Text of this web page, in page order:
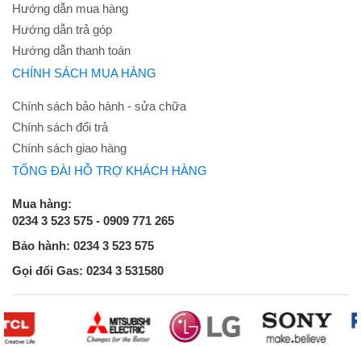
Hướng dẫn mua hàng
Hướng dẫn trả góp
Hướng dẫn thanh toán
CHÍNH SÁCH MUA HÀNG
Chính sách bảo hành - sửa chữa
Chính sách đổi trả
Chính sách giao hàng
TỔNG ĐÀI HỖ TRỢ KHÁCH HÀNG
Mua hàng:
0234 3 523 575 - 0909 771 265
Bảo hành: 0234 3 523 575
Gọi đổi Gas: 0234 3 531580